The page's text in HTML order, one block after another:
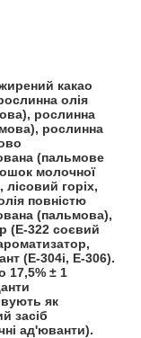
какао
олія
рослинна
рослинна
(пальмове
молочної
лісовий горіх,
повністю
(пальмова),
(Е-322 соєвий
(Е-304і, Е-306).
17,5% ± 1
як
засіб
ад'юванти).